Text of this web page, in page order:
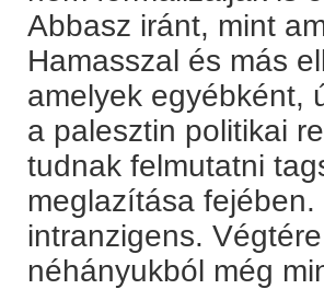
Abbasz iránt, mint
Hamasszal és más
amelyek egyébként,
a palesztin politikai
tudnak felmutatni
meglazítása
intranzigens.
néhányukból még